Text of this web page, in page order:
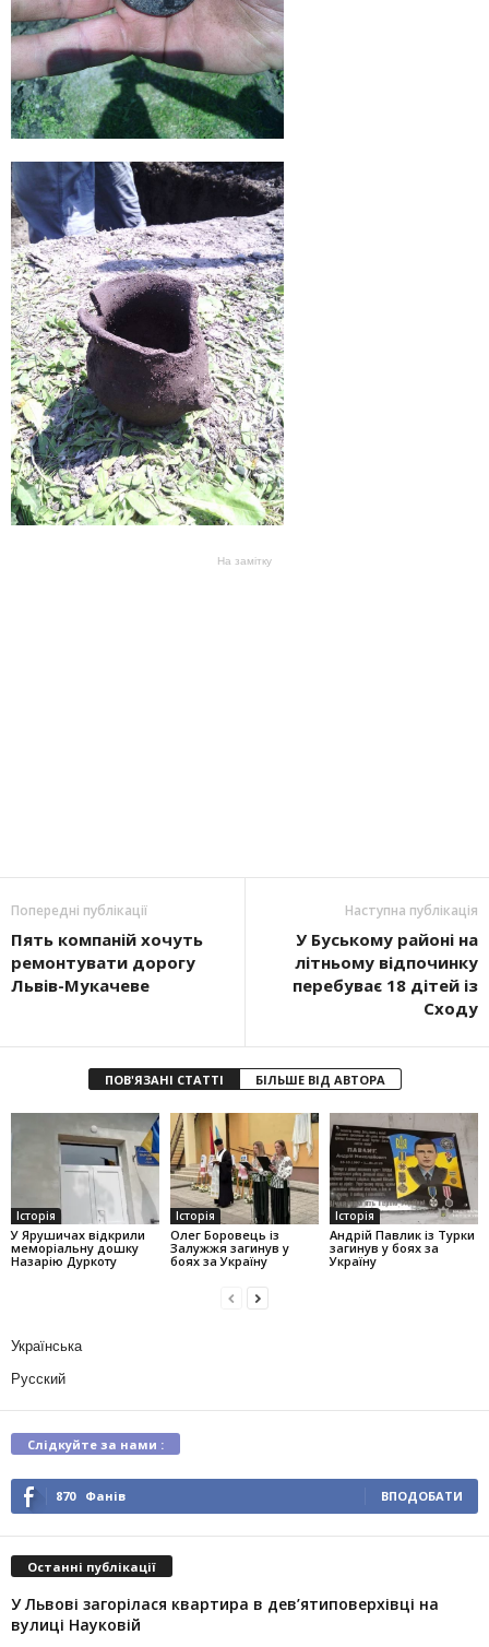
На замітку
Попередні публікації
Пять компаній хочуть
ремонтувати дорогу
Львів-Мукачеве
Наступна публікація
У Буському районі на
літньому відпочинку
перебуває 18 дітей із
Сходу
ПОВ'ЯЗАНІ СТАТТІ БІЛЬШЕ ВІД АВТОРА
Історія
У Ярушичах відкрили
меморіальну дошку
Назарію Дуркоту
Історія
Олег Боровець із
Залужжя загинув у
боях за Україну
Історія
Андрій Павлик із Турки
загинув у боях за
Україну
Українська
Русский
Слідкуйте за нами :
870 Фанів ВПОДОБАТИ
Останні публікації
У Львові загорілася квартира в дев’ятиповерхівці на
вулиці Науковій